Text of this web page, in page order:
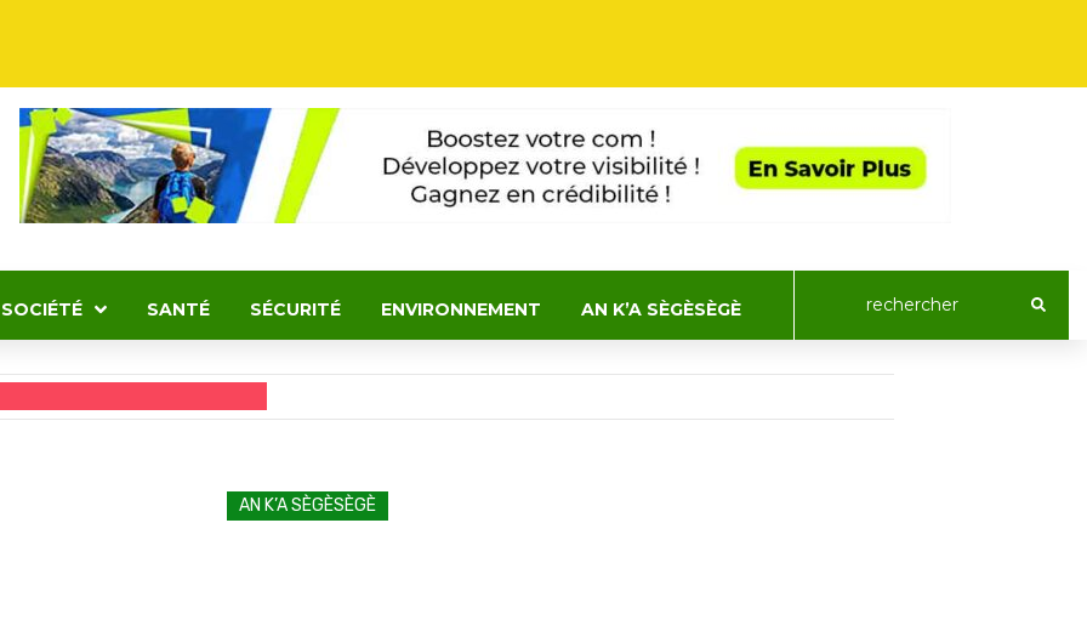
SOCIÉTÉ SANTÉ SÉCURITÉ ENVIRONNEMENT AN K’A SÈGÈSÈGÈ
AN K’A SÈGÈSÈGÈ